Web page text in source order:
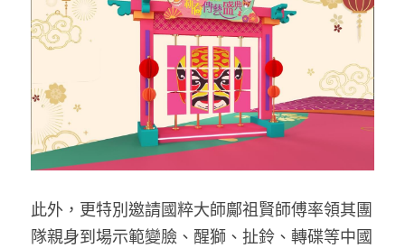
此外，更特別邀請國粹大師鄺祖賢師傅率領其團
隊親身到場示範變臉、醒獅、扯鈴、轉碟等中國